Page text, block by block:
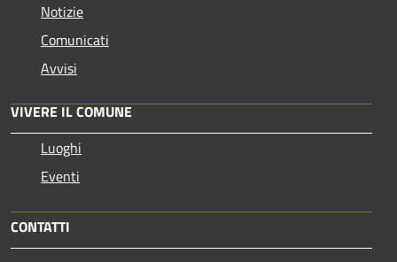
Notizie
Comunicati
Avvisi
VIVERE IL COMUNE
Luoghi
Eventi
CONTATTI